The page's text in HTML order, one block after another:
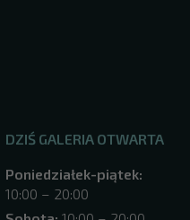
DZIŚ GALERIA OTWARTA
Poniedziałek-piątek:
10:00 – 20:00